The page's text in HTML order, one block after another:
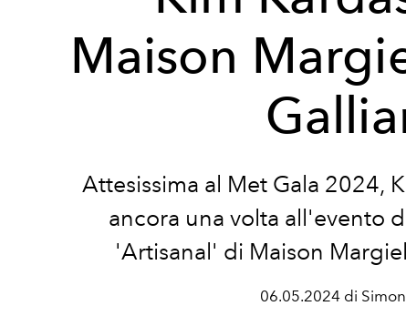
Maison
Attesissima al Met Gala 2024,
ancora una volta all'evento
'Artisanal' di Maison
06.05.2024 di